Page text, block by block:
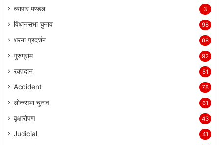
व्यापार मण्डल 3
विधानसभा चुनाव 98
धरना प्रदर्शन 98
गुरुग्राम 92
रक्तदान 81
Accident 78
लोकसभा चुनाव 61
वृक्षारोपण 43
Judicial 41